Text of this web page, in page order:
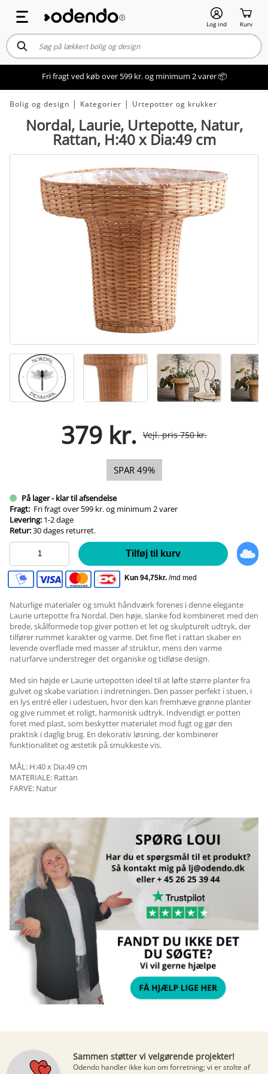
Log ind Kurv
Fri fragt ved køb over 599 kr. og minimum 2 varer 📦
Bolig og design Kategorier Urtepotter og krukker
Nordal, Laurie, Urtepotte, Natur,
Rattan, H:40 x Dia:49 cm
379 kr. Vejl. pris 750 kr.
SPAR 49%
På lager - klar til afsendelse
Fragt: Fri fragt over 599 kr. og minimum 2 varer
Levering: 1-2 dage
Retur:30 dages returret.
Tilføj til kurv
Naturlige materialer og smukt håndværk forenes i denne elegante
Laurie urtepotte fra Nordal. Den høje, slanke fod kombineret med den
brede, skålformede top giver potten et let og skulpturelt udtryk, der
tilfører rummet karakter og varme. Det fine flet i rattan skaber en
levende overflade med masser af struktur, mens den varme
naturfarve understreger det organiske og tidløse design.
Med sin højde er Laurie urtepotten ideel til at løfte større planter fra
gulvet og skabe variation i indretningen. Den passer perfekt i stuen, i
en lys entré eller i udestuen, hvor den kan fremhæve grønne planter
og give rummet et roligt, harmonisk udtryk. Indvendigt er potten
foret med plast, som beskytter materialet mod fugt og gør den
praktisk i daglig brug. En dekorativ løsning, der kombinerer
funktionalitet og æstetik på smukkeste vis.
MÅL: H:40 x Dia:49 cm
MATERIALE: Rattan
FARVE: Natur
Sammen støtter vi velgørende projekter!
Odendo handler ikke kun om forretning; vi er stolte af